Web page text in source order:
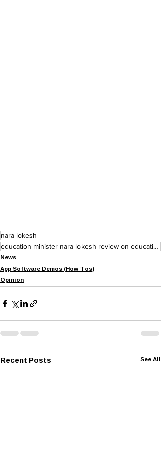
nara lokesh
education minister nara lokesh review on education department
News
App Software Demos (How Tos)
Opinion
Recent Posts See All